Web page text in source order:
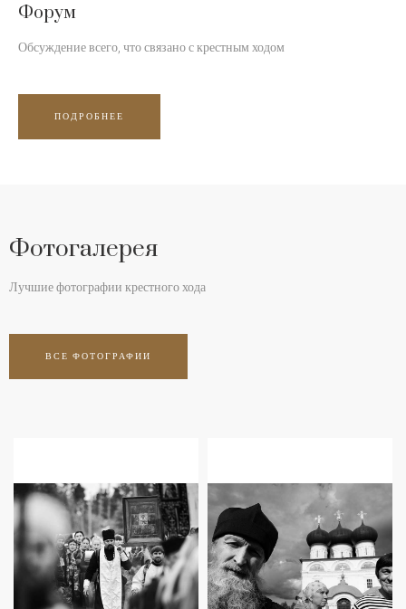
Форум
Обсуждение всего, что связано с крестным ходом
ПОДРОБНЕЕ
Фотогалерея
Лучшие фотографии крестного хода
ВСЕ ФОТОГРАФИИ